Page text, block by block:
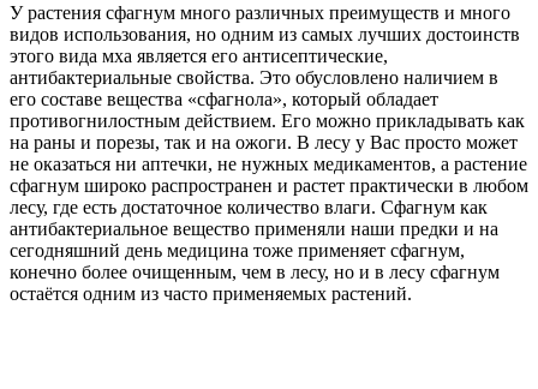
У растения сфагнум много различных преимуществ и много
видов использования, но одним из самых лучших достоинств
этого вида мха является его антисептические,
антибактериальные свойства. Это обусловлено наличием в
его составе вещества «сфагнола», который обладает
противогнилостным действием. Его можно прикладывать как
на раны и порезы, так и на ожоги. В лесу у Вас просто может
не оказаться ни аптечки, не нужных медикаментов, а растение
сфагнум широко распространен и растет практически в любом
лесу, где есть достаточное количество влаги. Сфагнум как
антибактериальное вещество применяли наши предки и на
сегодняшний день медицина тоже применяет сфагнум,
конечно более очищенным, чем в лесу, но и в лесу сфагнум
остаётся одним из часто применяемых растений.